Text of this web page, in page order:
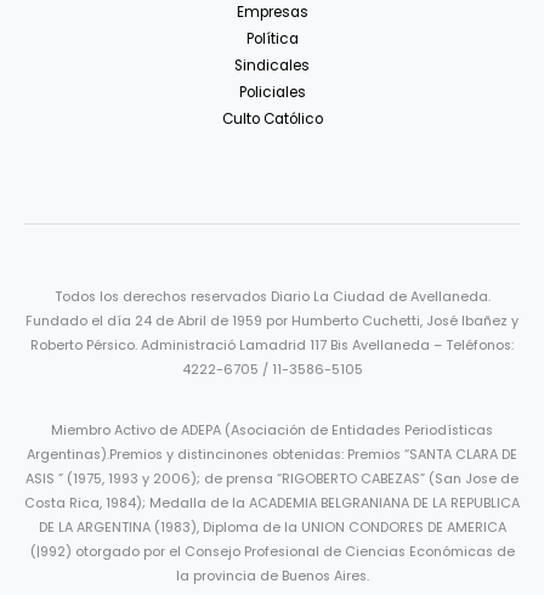
Empresas
Política
Sindicales
Policiales
Culto Católico
Todos los derechos reservados Diario La Ciudad de Avellaneda.
Fundado el día 24 de Abril de 1959 por Humberto Cuchetti, José Ibañez y
Roberto Pérsico. Administració Lamadrid 117 Bis Avellaneda – Teléfonos:
4222-6705 / 11-3586-5105
Miembro Activo de ADEPA (Asociación de Entidades Periodísticas
Argentinas).Premios y distincinones obtenidas: Premios “SANTA CLARA DE
ASIS ” (1975, 1993 y 2006); de prensa “RIGOBERTO CABEZAS” (San Jose de
Costa Rica, 1984); Medalla de la ACADEMIA BELGRANIANA DE LA REPUBLICA
DE LA ARGENTINA (1983), Diploma de la UNION CONDORES DE AMERICA
(|992) otorgado por el Consejo Profesional de Ciencias Económicas de
la provincia de Buenos Aires.